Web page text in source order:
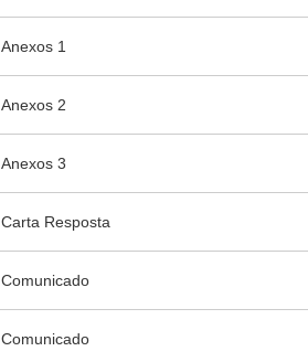
Anexos 1
Anexos 2
Anexos 3
Carta Resposta
Comunicado
Comunicado